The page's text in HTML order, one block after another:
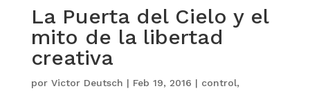
La Puerta del Cielo y el
mito de la libertad
creativa
por Victor Deutsch | Feb 19, 2016 | control,